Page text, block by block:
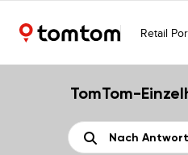
Retail
TomTom-